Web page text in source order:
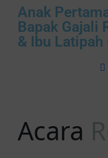
Anak
Bapak Gajali
& Ibu Latipah
Acara